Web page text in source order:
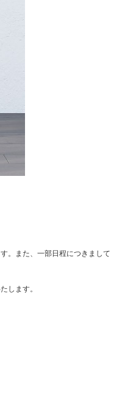
。また、一部日程につきまして
します。